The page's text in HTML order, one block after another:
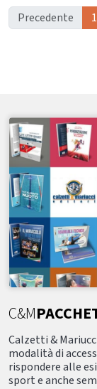
Precedente 1
C&M
Calzetti &
modalità di
rispondere alle
sport e anche